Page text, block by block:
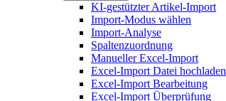
KI-gestützter Artikel-Import
Import-Modus wählen
Import-Analyse
Spaltenzuordnung
Manueller Excel-Import
Excel-Import Datei hochladen
Excel-Import Bearbeitung
Excel-Import Überprüfung